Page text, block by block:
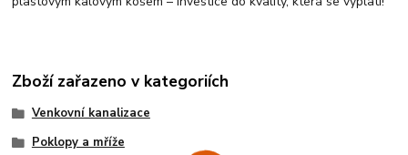
Zboží zařazeno v kategoriích
Venkovní kanalizace
Poklopy a mříže